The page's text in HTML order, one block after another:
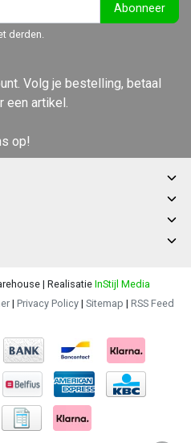
Abonneer
derden.
Volg je bestelling, betaal
een artikel.
op!
| Realisatie InStijl Media
| Privacy Policy | Sitemap | RSS Feed